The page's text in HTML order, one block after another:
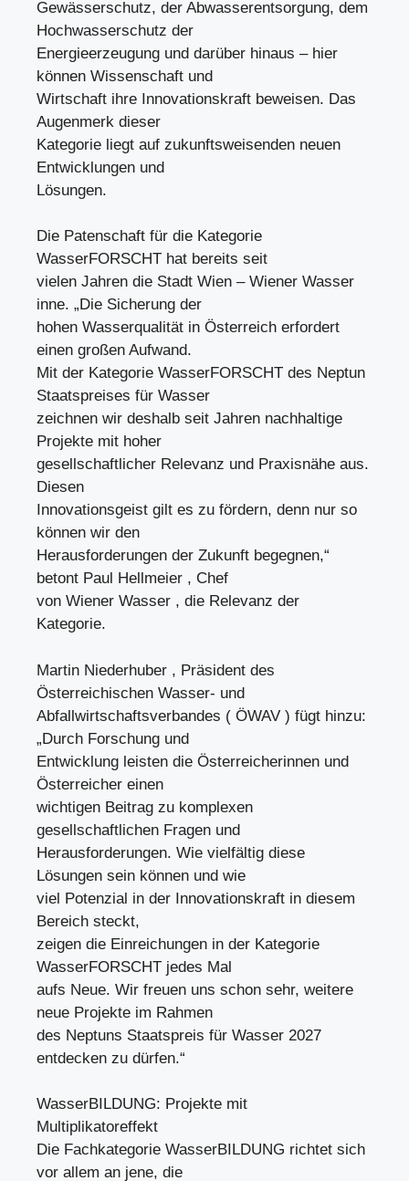
Gewässerschutz, der Abwasserentsorgung, dem
Hochwasserschutz der
Energieerzeugung und darüber hinaus – hier
können Wissenschaft und
Wirtschaft ihre Innovationskraft beweisen. Das
Augenmerk dieser
Kategorie liegt auf zukunftsweisenden neuen
Entwicklungen und
Lösungen.
Die Patenschaft für die Kategorie
WasserFORSCHT hat bereits seit
vielen Jahren die Stadt Wien – Wiener Wasser
inne. „Die Sicherung der
hohen Wasserqualität in Österreich erfordert
einen großen Aufwand.
Mit der Kategorie WasserFORSCHT des Neptun
Staatspreises für Wasser
zeichnen wir deshalb seit Jahren nachhaltige
Projekte mit hoher
gesellschaftlicher Relevanz und Praxisnähe aus.
Diesen
Innovationsgeist gilt es zu fördern, denn nur so
können wir den
Herausforderungen der Zukunft begegnen,“
betont Paul Hellmeier , Chef
von Wiener Wasser , die Relevanz der
Kategorie.
Martin Niederhuber , Präsident des
Österreichischen Wasser- und
Abfallwirtschaftsverbandes ( ÖWAV ) fügt hinzu:
„Durch Forschung und
Entwicklung leisten die Österreicherinnen und
Österreicher einen
wichtigen Beitrag zu komplexen
gesellschaftlichen Fragen und
Herausforderungen. Wie vielfältig diese
Lösungen sein können und wie
viel Potenzial in der Innovationskraft in diesem
Bereich steckt,
zeigen die Einreichungen in der Kategorie
WasserFORSCHT jedes Mal
aufs Neue. Wir freuen uns schon sehr, weitere
neue Projekte im Rahmen
des Neptuns Staatspreis für Wasser 2027
entdecken zu dürfen.“
WasserBILDUNG: Projekte mit
Multiplikatoreffekt
Die Fachkategorie WasserBILDUNG richtet sich
vor allem an jene, die